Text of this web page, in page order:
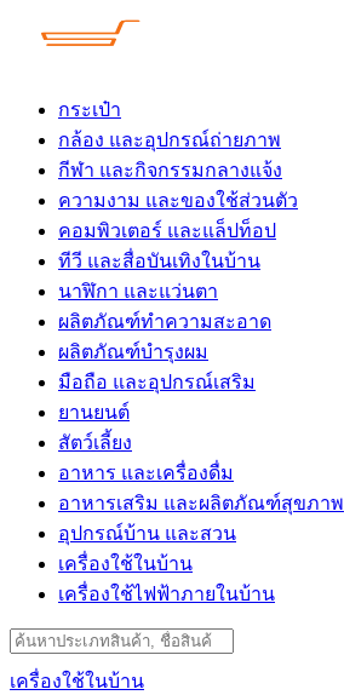
กระเป๋า
กล้อง และอุปกรณ์ถ่ายภาพ
กีฬา และกิจกรรมกลางแจ้ง
ความงาม และของใช้ส่วนตัว
คอมพิวเตอร์ และแล็ปท็อป
ทีวี และสื่อบันเทิงในบ้าน
นาฬิกา และแว่นตา
ผลิตภัณฑ์ทำความสะอาด
ผลิตภัณฑ์บำรุงผม
มือถือ และอุปกรณ์เสริม
ยานยนต์
สัตว์เลี้ยง
อาหาร และเครื่องดื่ม
อาหารเสริม และผลิตภัณฑ์สุขภาพ
อุปกรณ์บ้าน และสวน
เครื่องใช้ในบ้าน
เครื่องใช้ไฟฟ้าภายในบ้าน
Search
for:
เครื่องใช้ในบ้าน